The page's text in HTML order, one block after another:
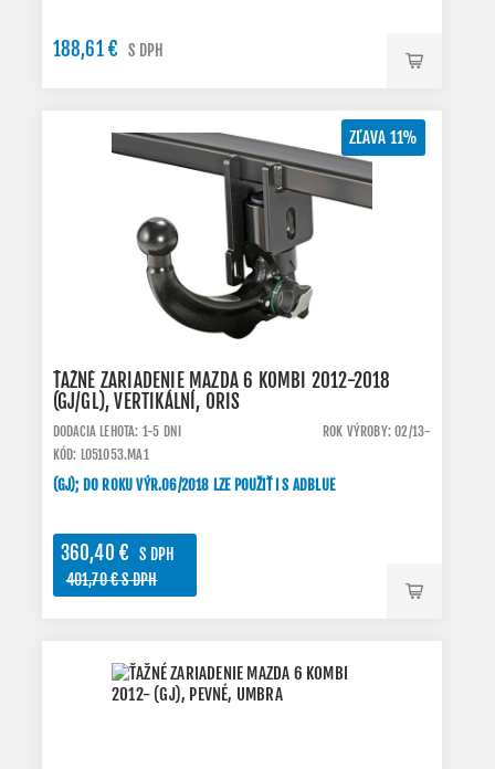
188,61 € S DPH
ZĽAVA 11%
ŤAŽNÉ ZARIADENIE MAZDA 6 KOMBI 2012-2018
(GJ/GL), VERTIKÁLNÍ, ORIS
DODACIA LEHOTA: 1-5 DNI
ROK VÝROBY: 02/13-
KÓD: L051053.MA1
(GJ); DO ROKU VÝR.06/2018 LZE POUŽIŤ I S ADBLUE
360,40 €
S DPH
401,70 € S DPH